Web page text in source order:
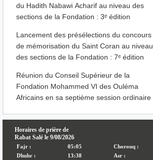
du Hadith Nabawi Acharif au niveau des
sections de la Fondation : 3ᵉ édition
Lancement des présélections du concours
de mémorisation du Saint Coran au niveau
des sections de la Fondation : 7ᵉ édition
Réunion du Conseil Supérieur de la
Fondation Mohammed VI des Ouléma
Africains en sa septième session ordinaire